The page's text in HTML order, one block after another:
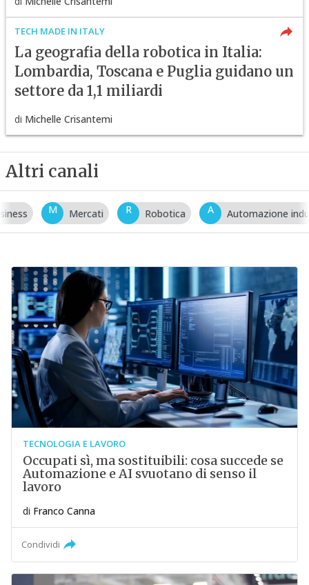
TECH MADE IN ITALY
La geografia della robotica in Italia:
Lombardia, Toscana e Puglia guidano un
settore da 1,1 miliardi
di Michelle Crisantemi
Altri canali
M Mercati R Robotica A Automazione industriale
TECNOLOGIA E LAVORO
Occupati sì, ma sostituibili: cosa succede se
Automazione e AI svuotano di senso il
lavoro
di Franco Canna
Condividi